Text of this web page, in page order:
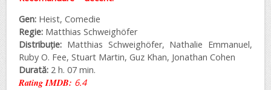
Gen: Heist, Comedie
Regie: Matthias Schweighöfer
Distribuție: Matthias Schweighöfer, Nathalie Emmanuel,
Ruby O. Fee, Stuart Martin, Guz Khan, Jonathan Cohen
Durată: 2 h. 07 min.
Rating IMDB: 6.4